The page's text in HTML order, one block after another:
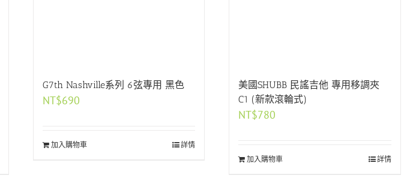
G7th Nashville系列 6弦專用 黑色
NT$690
加入購物車 詳情
美國SHUBB 民謠吉他 專用移調夾
C1 (新款滾輪式)
NT$780
加入購物車 詳情